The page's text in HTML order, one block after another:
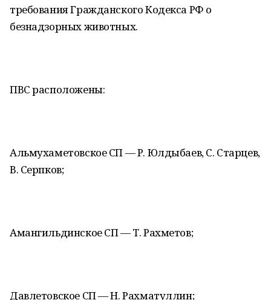
требования Гражданского Кодекса РФ о
безнадзорных животных.
ПВС расположены:
Альмухаметовское СП — Р. Юлдыбаев, С. Старцев,
В. Серпков;
Амангильдинское СП — Т. Рахметов;
Давлетовское СП — Н. Рахматуллин;